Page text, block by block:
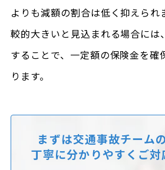
よりも減額の割合は低く抑えられ
較的大きいと見込まれる場合には
することで、一定額の保険金を確
ります。
まずは交通事故チーム
丁寧に分かりやすくご